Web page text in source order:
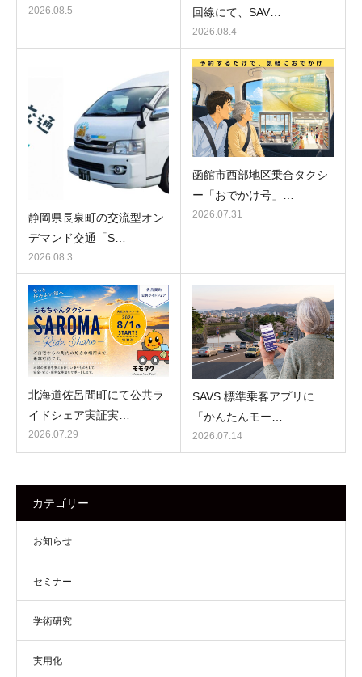
2026.08.5
回線にて、SAV…
2026.08.4
静岡県長泉町の交流型オン
デマンド交通「S…
2026.08.3
函館市西部地区乗合タクシ
ー「おでかけ号」…
2026.07.31
北海道佐呂間町にて公共ラ
イドシェア実証実…
2026.07.29
SAVS 標準乗客アプリに
「かんたんモー…
2026.07.14
カテゴリー
お知らせ
セミナー
学術研究
実用化